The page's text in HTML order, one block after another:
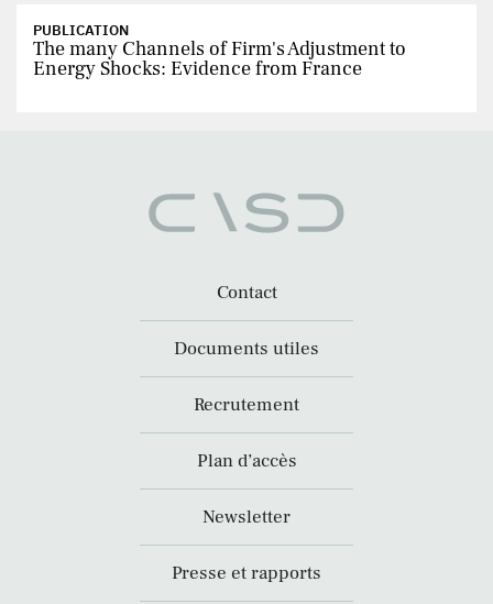
PUBLICATION
The many Channels of Firm's Adjustment to
Energy Shocks: Evidence from France
Contact
Documents utiles
Recrutement
Plan d’accès
Newsletter
Presse et rapports